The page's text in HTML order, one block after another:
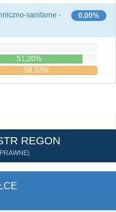
0,00%
sanitarne -
51,20%
58,32%
REGON